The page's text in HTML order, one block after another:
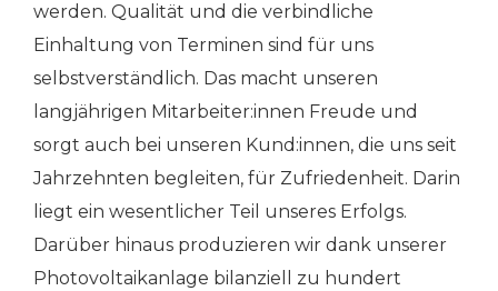
werden. Qualität und die verbindliche
Einhaltung von Terminen sind für uns
selbstverständlich. Das macht unseren
langjährigen Mitarbeiter:innen Freude und
sorgt auch bei unseren Kund:innen, die uns seit
Jahrzehnten begleiten, für Zufriedenheit. Darin
liegt ein wesentlicher Teil unseres Erfolgs.
Darüber hinaus produzieren wir dank unserer
Photovoltaikanlage bilanziell zu hundert